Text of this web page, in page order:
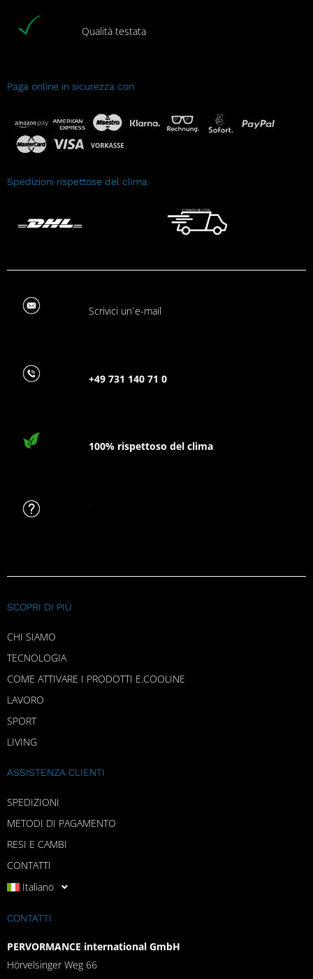
Qualità testata
Paga online in sicurezza con
Spedizioni rispettose del clima
Scrivici un´e-mail
+49 731 140 71 0
100% rispettoso del clima
SCOPRI DI PIÙ
CHI SIAMO
TECNOLOGIA
COME ATTIVARE I PRODOTTI E.COOLINE
LAVORO
SPORT
LIVING
ASSISTENZA CLIENTI
SPEDIZIONI
METODI DI PAGAMENTO
RESI E CAMBI
CONTATTI
Italiano
CONTATTI
PERVORMANCE international GmbH
Hörvelsinger Weg 66